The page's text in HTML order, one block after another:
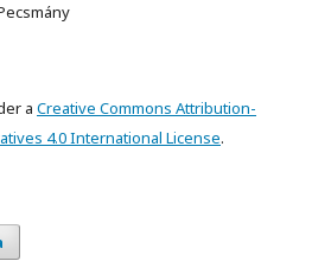
a Creative Commons Attribution-
4.0 International License.